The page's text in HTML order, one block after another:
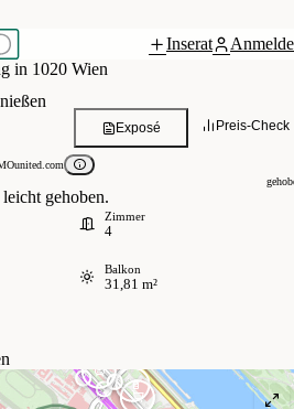
Inserat
in 1020 Wien
gehoben.
Preis-Check
Exposé
Zimmer
4
Balkon
31,81 m²